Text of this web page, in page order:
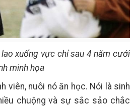
xuống vực chỉ sau 4 năm cưới
minh họa
viên, nuôi nó ăn học. Nói là sinh
chuộng và sự sắc sảo chắc